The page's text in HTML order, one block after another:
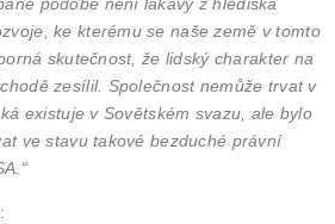
ke kterému se naše země v tomto
skutečnost, že lidský charakter na
zesílil. Společnost nemůže trvat v
existuje v Sovětském svazu, ale bylo
ve stavu takové bezduché právní